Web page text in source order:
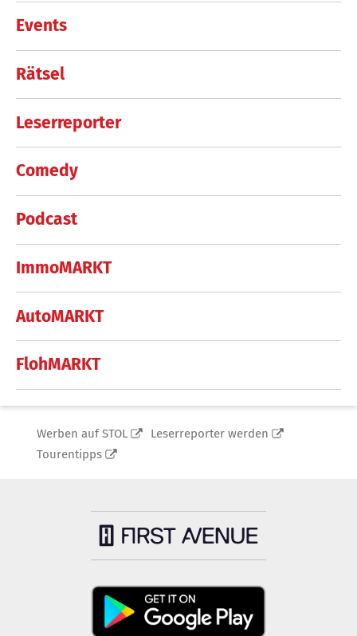
Events
Rätsel
Leserreporter
Comedy
Podcast
ImmoMARKT
AutoMARKT
FlohMARKT
Werben auf STOL
Leserreporter werden
Tourentipps